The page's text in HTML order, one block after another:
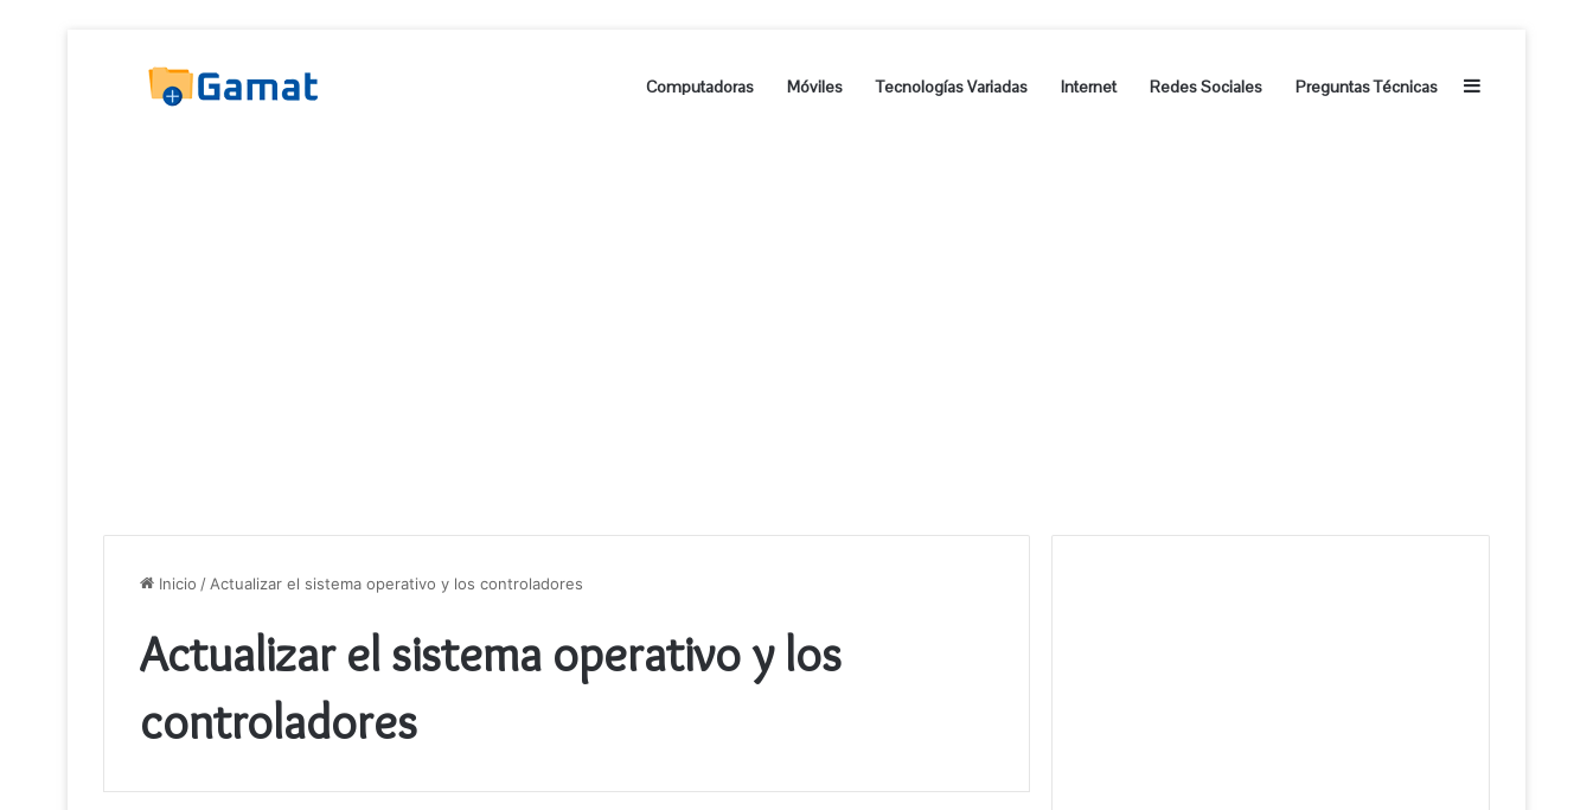
Computadoras Móviles Tecnologías Variadas Internet Redes Sociales Preguntas Técnicas Barra lateral
Inicio / Actualizar el sistema operativo y los controladores
Actualizar el sistema operativo y los
controladores